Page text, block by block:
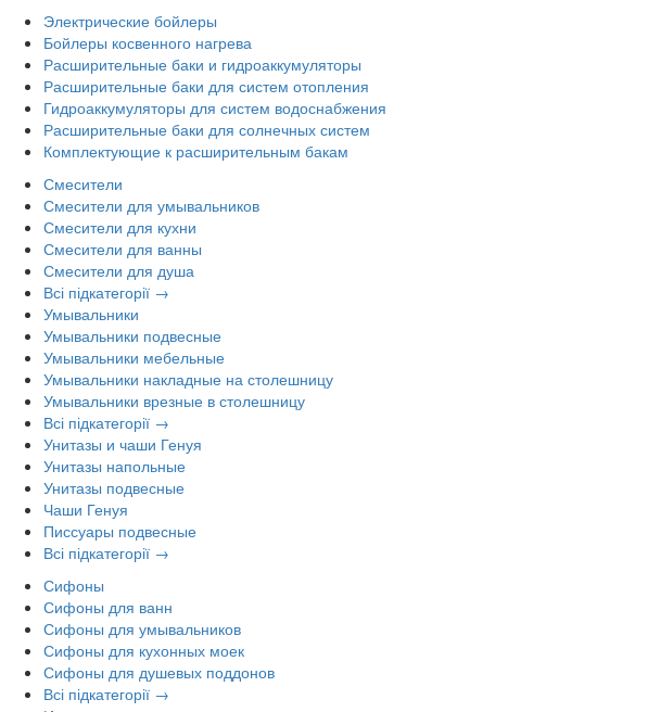
Электрические бойлеры
Бойлеры косвенного нагрева
Расширительные баки и гидроаккумуляторы
Расширительные баки для систем отопления
Гидроаккумуляторы для систем водоснабжения
Расширительные баки для солнечных систем
Комплектующие к расширительным бакам
Смесители
Смесители для умывальников
Смесители для кухни
Смесители для ванны
Смесители для душа
Всі підкатегорії →
Умывальники
Умывальники подвесные
Умывальники мебельные
Умывальники накладные на столешницу
Умывальники врезные в столешницу
Всі підкатегорії →
Унитазы и чаши Генуя
Унитазы напольные
Унитазы подвесные
Чаши Генуя
Писсуары подвесные
Всі підкатегорії →
Сифоны
Сифоны для ванн
Сифоны для умывальников
Сифоны для кухонных моек
Сифоны для душевых поддонов
Всі підкатегорії →